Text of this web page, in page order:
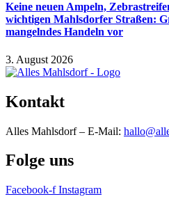
Keine neuen Ampeln,
wichtigen Mahlsdorfer Straßen:
mangelndes Handeln vor
3. August 2026
Kontakt
Alles Mahlsdorf – E-Mail:
Folge uns
Facebook-f Instagram